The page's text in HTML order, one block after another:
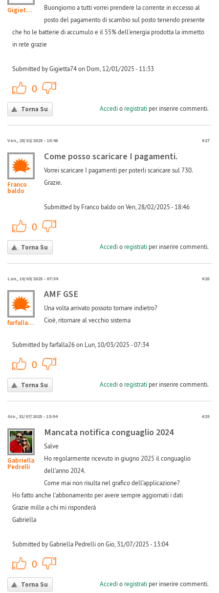
Gigietta74
Buongiorno a tutti vorrei prendere la corrente in eccesso al
posto del pagamento di scambio sul posto tenendo presente
che ho le batterie di accumulo e il 55% dell'energia prodotta la immetto
in rete grazie
Submitted by Gigietta74 on Dom, 12/01/2025 - 11:33
0
Torna Su Accedio registratiper inserire commenti.
Ven, 28/02/2025 - 18:46 #27
Franco
baldo
Come posso scaricare I pagamenti.
Vorrei scaricare I pagamenti per poterli scaricare sul 730.
Grazie.
Submitted by Franco baldo on Ven, 28/02/2025 - 18:46
0
Torna Su Accedio registratiper inserire commenti.
Lun, 10/03/2025 - 07:34 #28
farfalla26
AMF GSE
Una volta arrivato possoto tornare indietro?
Cioè, ritornare al vecchio sistema
Submitted by farfalla26 on Lun, 10/03/2025 - 07:34
0
Torna Su Accedio registratiper inserire commenti.
Gio, 31/07/2025 - 13:04 #29
Gabriella
Pedrelli
Mancata notifica conguaglio 2024
Salve
Ho regolarmente ricevuto in giugno 2025 il conguaglio
dell'anno 2024.
Come mai non risulta nel grafico dell'applicazione?
Ho fatto anche l'abbonamento per avere sempre aggiornati i dati
Grazie mille a chi mi risponderà
Gabriella
Submitted by Gabriella Pedrelli on Gio, 31/07/2025 - 13:04
0
Torna Su Accedio registratiper inserire commenti.